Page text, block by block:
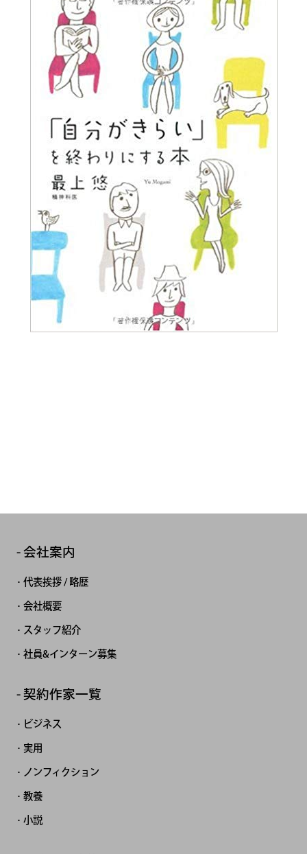
会社案内
代表挨拶 / 略歴
会社概要
スタッフ紹介
社員&インターン募集
契約作家一覧
ビジネス
実用
ノンフィクション
教養
小説